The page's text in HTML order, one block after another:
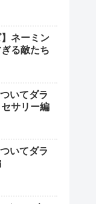
】ネーミン
る敵たち
いてダラ
サリー編
いてダラ